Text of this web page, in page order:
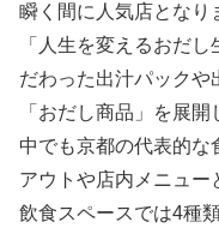
瞬く間に人気店となり
「人生を変えるおだ
だわった出汁パックや
「おだし商品」を展開
中でも京都の代表的な
アウトや店内メニュー
飲食スペースでは4種